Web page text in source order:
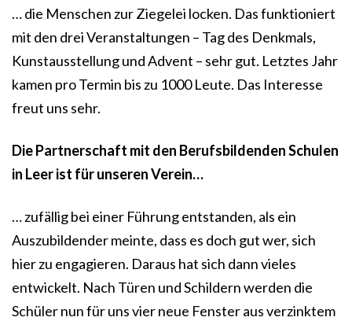
… die Menschen zur Ziegelei locken. Das funktioniert
mit den drei Veranstaltungen – Tag des Denkmals,
Kunstausstellung und Advent – sehr gut. Letztes Jahr
kamen pro Termin bis zu 1000 Leute. Das Interesse
freut uns sehr.
Die Partnerschaft mit den Berufsbildenden Schulen
in Leer ist für unseren Verein…
… zufällig bei einer Führung entstanden, als ein
Auszubildender meinte, dass es doch gut wer, sich
hier zu engagieren. Daraus hat sich dann vieles
entwickelt. Nach Türen und Schildern werden die
Schüler nun für uns vier neue Fenster aus verzinktem